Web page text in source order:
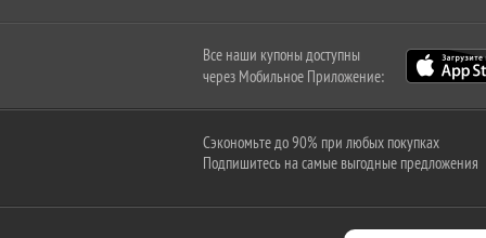
Все наши купоны доступны
через Мобильное Приложение:
Сэкономьте до 90% при любых покупках
Подпишитесь на самые выгодные предложения